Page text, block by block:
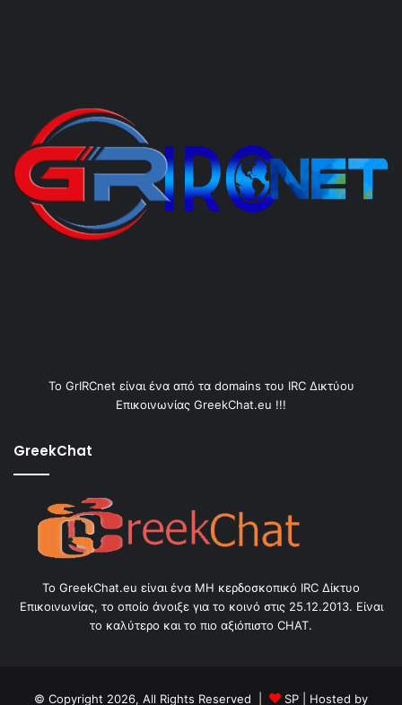
Το GrIRCnet είναι ένα από τα domains του IRC Δικτύου
Επικοινωνίας GreekChat.eu !!!
GreekChat
Το GreekChat.eu είναι ένα ΜΗ κερδοσκοπικό IRC Δίκτυο
Επικοινωνίας, το οποίο άνοιξε για το κοινό στις 25.12.2013. Είναι
το καλύτερο και το πιο αξιόπιστο CHAT.
© Copyright 2026, All Rights Reserved | SP | Hosted by